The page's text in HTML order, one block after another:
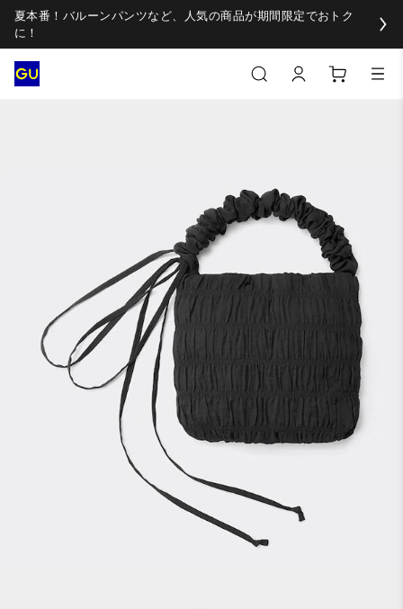
夏本番！バルーンパンツなど、人気の商品が期間限定でおトク
に！